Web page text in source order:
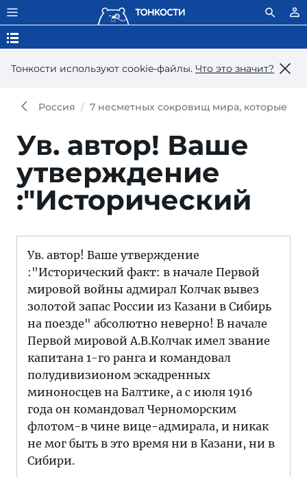
Тонкости используют сookie-файлы. Что это значит?
Россия 7 несметных сокровищ мира, которые
Ув. автор! Ваше
утверждение
:"Исторический
Ув. автор! Ваше утверждение
:"Исторический факт: в начале Первой
мировой войны адмирал Колчак вывез
золотой запас России из Казани в Сибирь
на поезде" абсолютно неверно! В начале
Первой мировой А.В.Колчак имел звание
капитана 1-го ранга и командовал
полудивизионом эскадренных
миноносцев на Балтике, а с июля 1916
года он командовал Черноморским
флотом-в чине вице-адмирала, и никак
не мог быть в это время ни в Казани, ни в
Сибири.